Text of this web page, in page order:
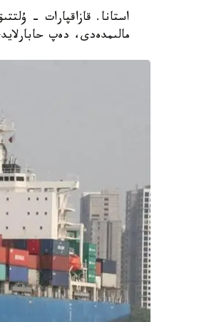
استانا. قازاقپارات -
مالىمدەدى، دەپ